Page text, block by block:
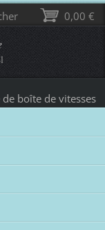
de boîte de vitesses
0,00 €